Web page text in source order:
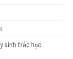
₫.
sinh trắc học